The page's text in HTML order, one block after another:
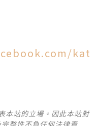
kat
本站的立場。因此本站對
整性不負任何法律責